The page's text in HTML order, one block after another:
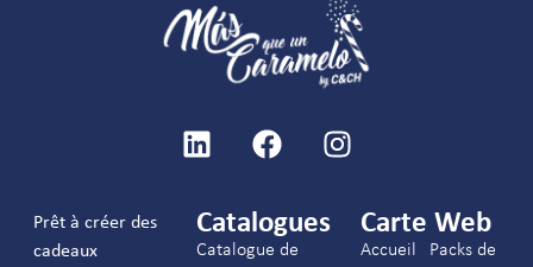
Prêt à créer des
cadeaux
Catalogues
Catalogue de
Carte Web
Accueil
Packs de